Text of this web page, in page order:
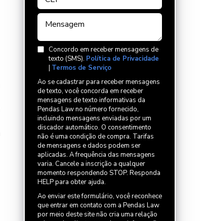
Concordo em receber mensagens de
texto (SMS). Política de Privacidade
| Termos de Serviço
Ao se cadastrar para receber mensagens
de texto, você concorda em receber
mensagens de texto informativas da
Pendas Law no número fornecido,
incluindo mensagens enviadas por um
discador automático. O consentimento
não é uma condição de compra. Tarifas
de mensagens e dados podem ser
aplicadas. A frequência das mensagens
varia. Cancele a inscrição a qualquer
momento respondendo STOP. Responda
HELP para obter ajuda.
Ao enviar este formulário, você reconhece
que entrar em contato com a Pendas Law
por meio deste site não cria uma relação